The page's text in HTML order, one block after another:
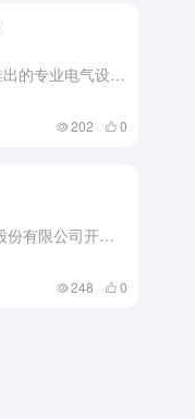
软件介绍 浩辰CAD电气2015是一款由浩辰公司推出的专业电气设计软件，它深度应用于工程建设、制造业等领域。该软件不仅支持浩辰CAD平台，还兼容AutoCAD平台，为电气工程师提供了一系列强大的功能和...
202 0
软件介绍 浩辰CAD电力 2017是由苏州浩辰软件股份有限公司开发的一款专业电力设计软件，该软件兼容浩辰CAD与AutoCAD双平台，支持二维绘图与三维可视化协同处理，提供跨平台设计解决方案。它以智能...
248 0